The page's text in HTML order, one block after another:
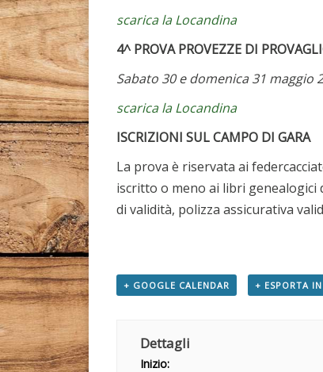
scarica la Locandina
4^ PROVA PROVEZZE DI
Sabato 30 e domenica 31 maggio
scarica la Locandina
ISCRIZIONI SUL CAMPO DI GARA
La prova è riservata ai
iscritto o meno ai libri genealogici
di validità, polizza assicurativa
+ GOOGLE CALENDAR + ESPORTA
Dettagli
Inizio: